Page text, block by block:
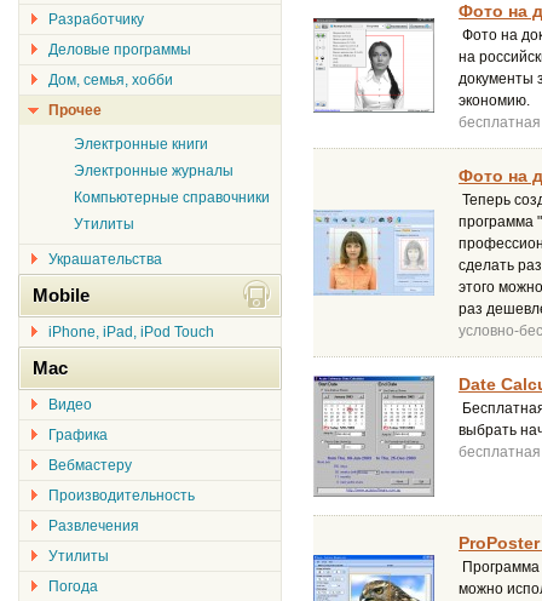
Фото на
Фото на
на
документы
экономию.
бесплатная
Фото на
Теперь
программа
сделать
этого
раз
условно-
Date
выбрать
бесплатная
Программа
можно
Разработчику
Деловые программы
Дом, семья, хобби
Прочее
Электронные книги
Электронные журналы
Компьютерные справочники
Утилиты
Украшательства
Mobile
iPhone, iPad, iPod Touch
Mac
Видео
Графика
Вебмастеру
Производительность
Развлечения
Утилиты
Погода